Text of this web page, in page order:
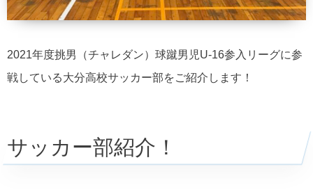
2021年度挑男（チャレダン）球蹴男児U-16参入リーグに参
戦している大分高校サッカー部をご紹介します！
サッカー部紹介！